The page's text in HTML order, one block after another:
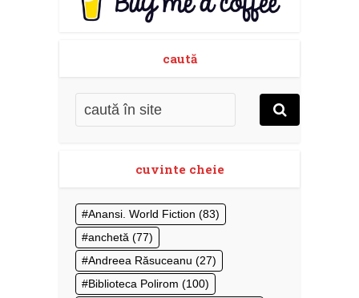
caută
cuvinte cheie
Anansi. World Fiction (83)
anchetă (77)
Andreea Răsuceanu (27)
Biblioteca Polirom (100)